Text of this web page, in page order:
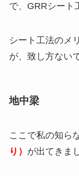
で、GRRシート
シート工法のメ
が、致し方ない
地中梁
ここで私の知ら
り） が出てきま